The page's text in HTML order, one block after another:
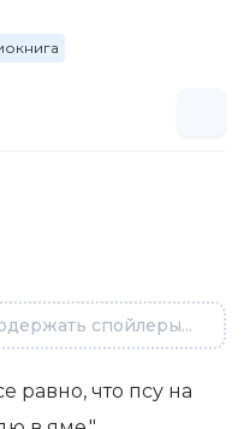
спойлеры...
равно, что псу на